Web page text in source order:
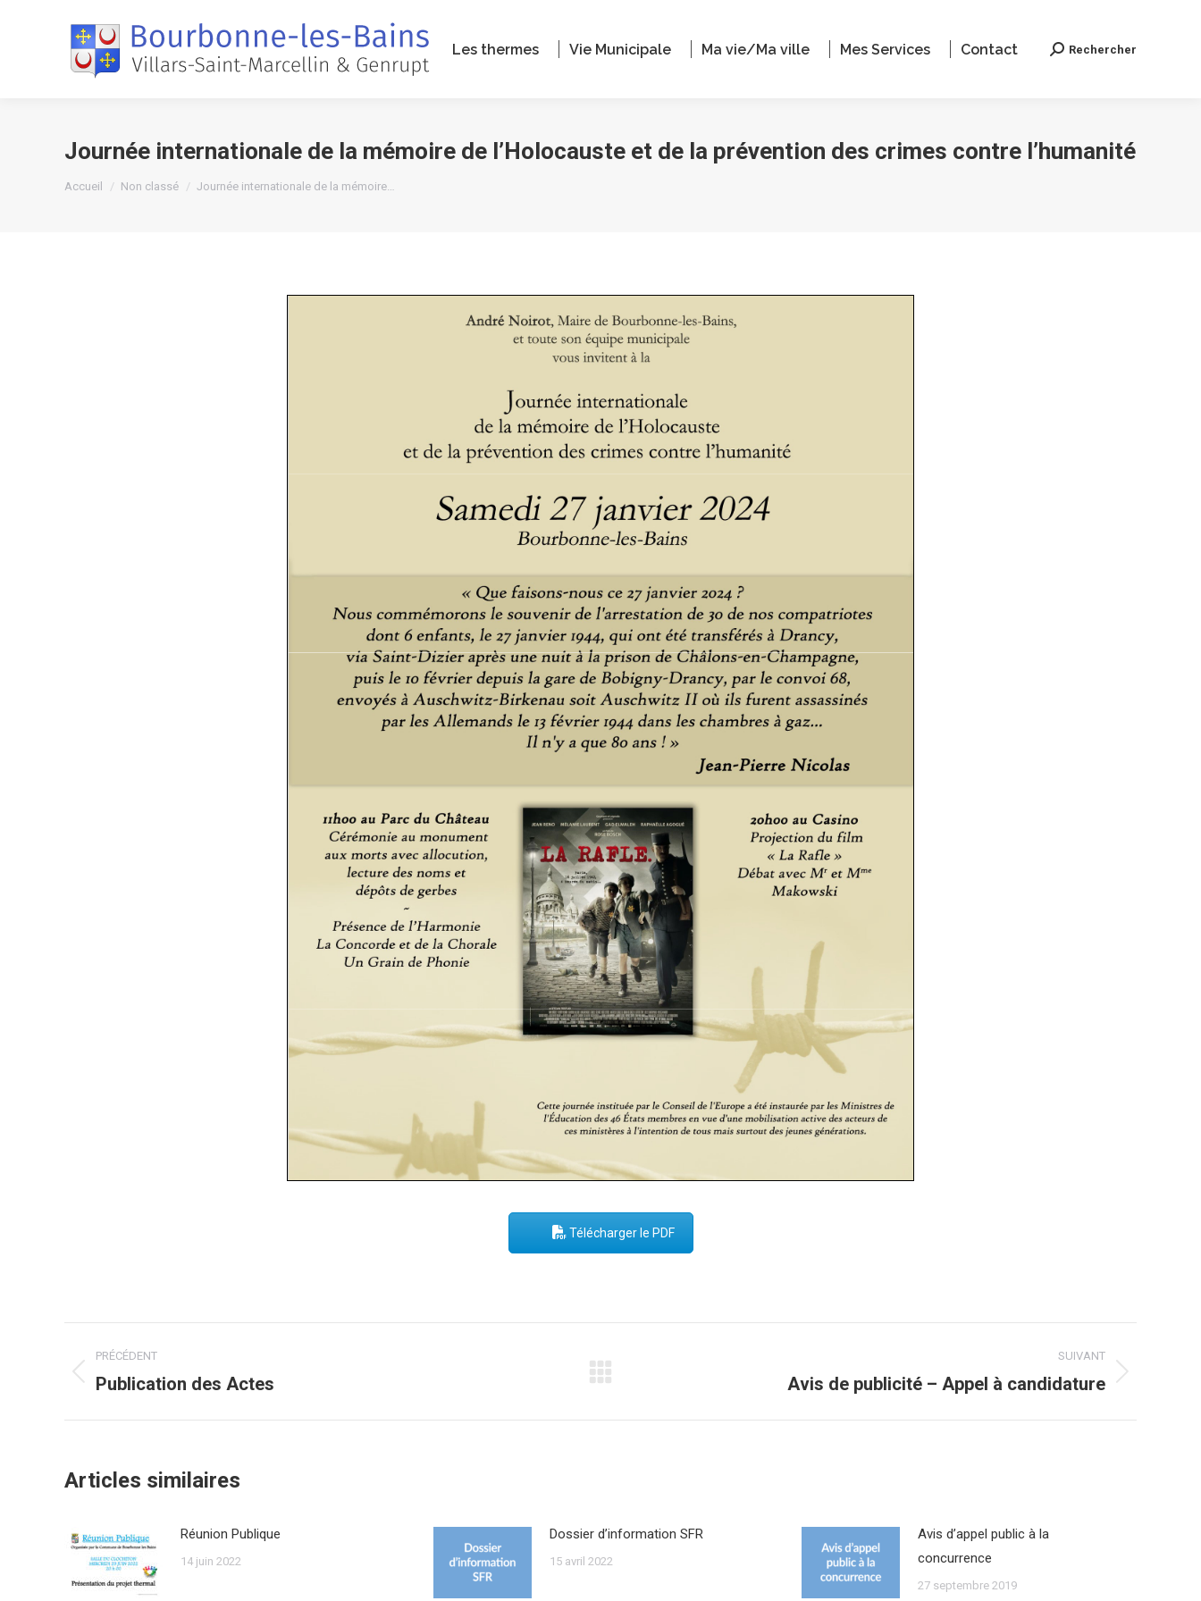
Les thermes Vie Municipale Ma vie/Ma ville Mes Services Contact Recherche
Rechercher
Journée internationale de la mémoire de l’Holocauste et de la prévention des crimes contre l’humanité
Vous êtes ici :
Accueil Non classé Journée internationale de la mémoire…
Télécharger le PDF
Post
navigation
PRÉCÉDENT
Onglet
Publication des Actes
SUIVANT
Avis de publicité – Appel à candidature
Articles similaires
Réunion Publique
14 juin 2022
Dossier d’information SFR
15 avril 2022
Avis d’appel public à la
concurrence
27 septembre 2019